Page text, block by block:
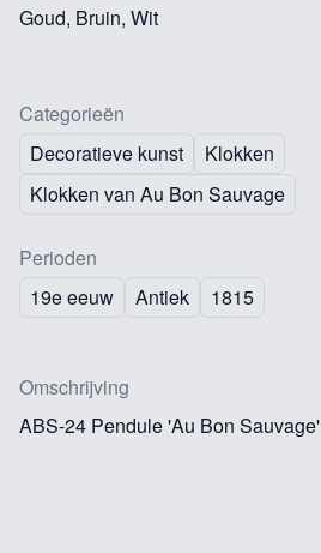
Goud, Bruin, Wit
Categorieën
Decoratieve kunst
Klokken
Klokken van Au Bon Sauvage
Perioden
19e eeuw
Antiek 1815
Omschrijving
ABS-24 Pendule 'Au Bon Sauvage'